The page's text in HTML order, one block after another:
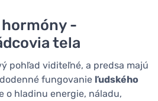
-
tela
pohľad viditeľné, a predsa majú
fungovanie ľudského
o hladinu energie, náladu,